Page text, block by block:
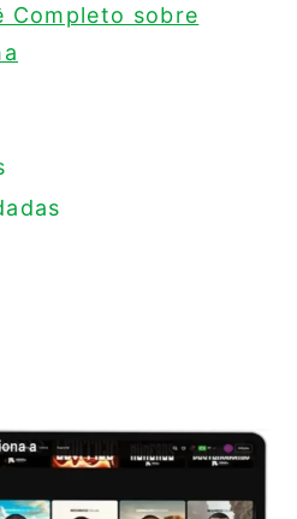
Completo sobre